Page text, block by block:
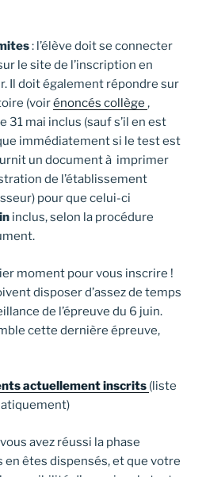
: l’élève doit se connecter
le site de l’inscription en
Il doit également répondre sur
(voirénoncés collège ,
31 mai inclus (sauf s’il en est
immédiatement si le test est
un document à imprimer
de l’établissement
pour que celui-ci
inclus, selon la procédure
moment pour vous inscrire !
disposer d’assez de temps
de l’épreuve du 6 juin.
cette dernière épreuve,
actuellement inscrits (liste
avez réussi la phase
en êtes dispensés, et que votre